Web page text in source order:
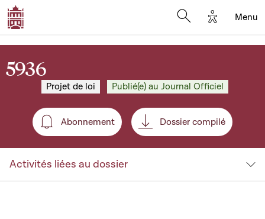
Options
Menu
5936
Projet de loi Publié(e) au Journal Officiel
Abonnement
Abonnement Dossier compilé
Activités liées au dossier